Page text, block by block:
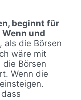
beginnt für
und
als die Börsen
wäre mit
Börsen
Wenn die